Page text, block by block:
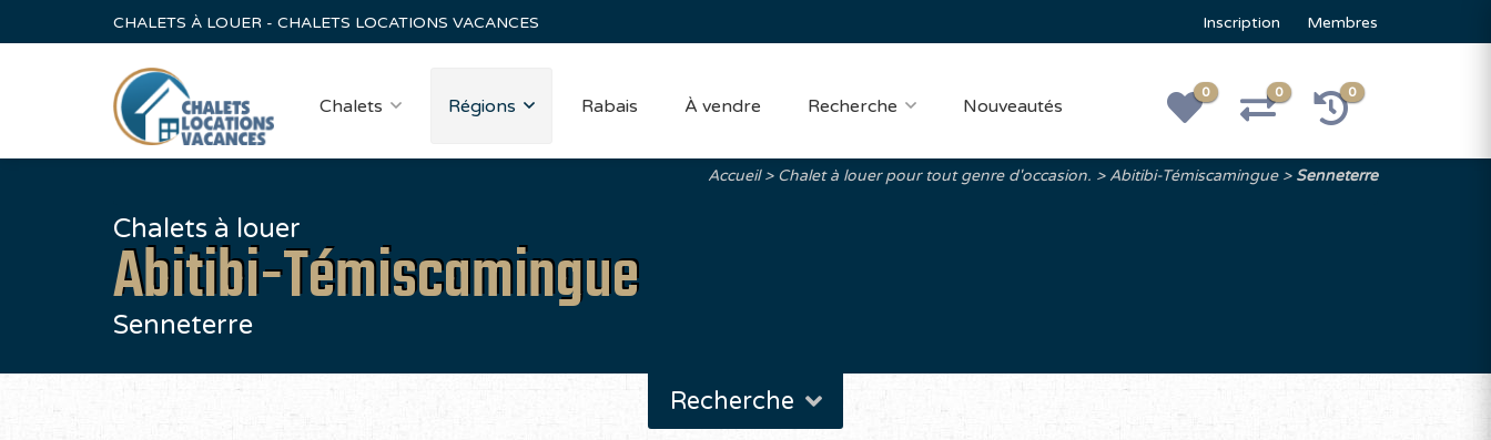
CHALETS À LOUER - CHALETS LOCATIONS VACANCES Inscription Membres
Chalets Régions Rabais À vendre Recherche Nouveautés
0 0 0
Accueil Chalet à louer pour tout genre d'occasion. Abitibi-Témiscamingue Senneterre
Chalets à louer
Abitibi-Témiscamingue
Senneterre
Recherche